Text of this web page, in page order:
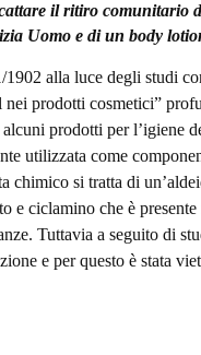
il ritiro comunitario
Uomo e di un body
alla luce degli studi
prodotti cosmetici”
prodotti per l’igiene
utilizzata come
chimico si tratta di un’
e ciclamino che è
Tuttavia a seguito di
e per questo è stata